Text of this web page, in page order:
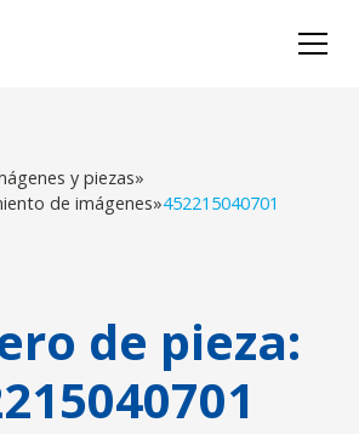
y piezas»
de imágenes»452215040701
de pieza: